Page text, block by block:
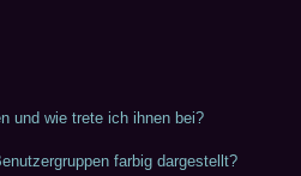
und wie trete ich ihnen bei?
farbig dargestellt?